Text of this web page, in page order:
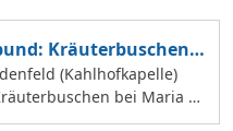
Feldkirchen.
Kräuterbuschen b
(Kahlhofkapelle)
bei Maria a
viele Helferinnen z